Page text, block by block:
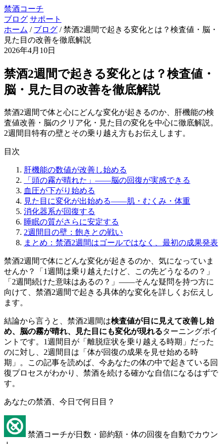
禁酒コーチ
ブログ サポート
ホーム / ブログ / 禁酒2週間で起きる変化とは？検査値・脳・
見た目の改善を徹底解説
2026年4月10日
禁酒2週間で起きる変化とは？検査値・
脳・見た目の改善を徹底解説
禁酒2週間で体と心にどんな変化が起きるのか、肝機能の検
査値改善・脳のクリア化・見た目の変化を中心に徹底解説。
2週間目特有の壁とその乗り越え方もお伝えします。
目次
肝機能の数値が改善し始める
「頭の霧が晴れた」——脳の回復が実感できる
血圧が下がり始める
見た目に変化が出始める——肌・むくみ・体重
消化器系が回復する
睡眠の質がさらに安定する
2週間目の壁：飽きとの戦い
まとめ：禁酒2週間はゴールではなく、最初の成果発表
禁酒2週間で体にどんな変化が起きるのか、気になっていま
せんか？「1週間は乗り越えたけど、この先どうなるの？」
「2週間続けた意味はあるの？」——そんな疑問を持つ方に
向けて、禁酒2週間で起きる具体的な変化を詳しくお伝えし
ます。
結論から言うと、禁酒2週間は検査値が目に見えて改善し始
め、脳の霧が晴れ、見た目にも変化が現れるターニングポイ
ントです。1週間目が「離脱症状を乗り越える時期」だった
のに対し、2週間目は「体が回復の成果を見せ始める時
期」。この記事を読めば、今あなたの体の中で起きている回
復プロセスがわかり、禁酒を続ける確かな自信になるはずで
す。
あなたの禁酒、今日で何日目？
禁酒コーチが日数・節約額・体の回復を自動でカウン